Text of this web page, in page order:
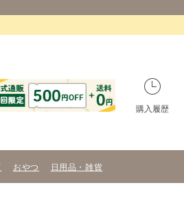
購入履歴
おやつ 日用品・雑貨